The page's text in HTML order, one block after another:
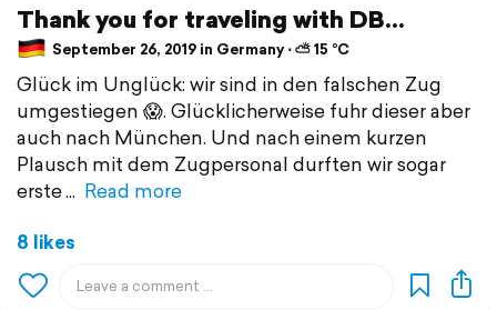
Thank you for traveling with DB...
September 26, 2019 in Germany ⋅ ⛅ 15 °C
Glück im Unglück: wir sind in den falschen Zug
umgestiegen 😱. Glücklicherweise fuhr dieser aber
auch nach München. Und nach einem kurzen
Plausch mit dem Zugpersonal durften wir sogar
erste
Read more
8 likes